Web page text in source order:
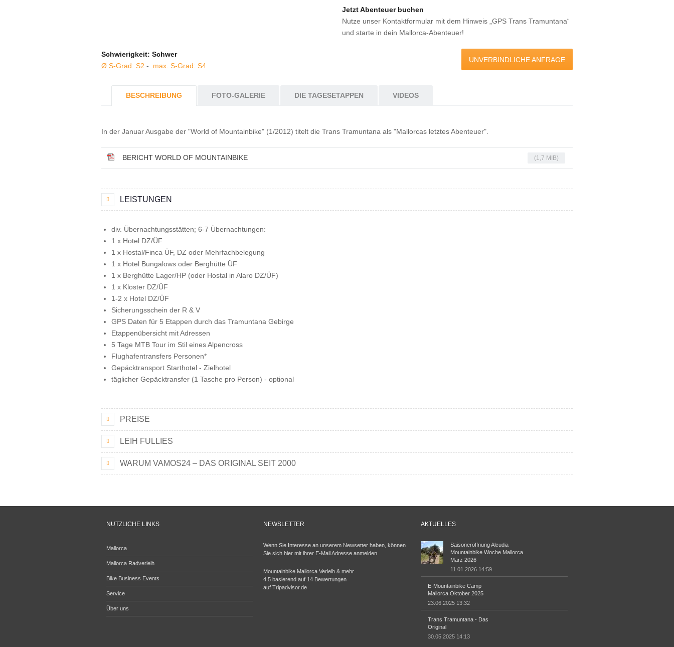
Jetzt Abenteuer buchen
Nutze unser Kontaktformular mit dem Hinweis „GPS Trans Tramuntana“
und starte in dein Mallorca-Abenteuer!
Schwierigkeit: Schwer
Ø S-Grad: S2 - max. S-Grad: S4
UNVERBINDLICHE ANFRAGE
BESCHREIBUNG FOTO-GALERIE DIE TAGESETAPPEN VIDEOS
In der Januar Ausgabe der "World of Mountainbike" (1/2012) titelt die Trans Tramuntana als "Mallorcas letztes Abenteuer".
BERICHT WORLD OF MOUNTAINBIKE (1,7 MIB)
LEISTUNGEN
div. Übernachtungsstätten; 6-7 Übernachtungen:
1 x Hotel DZ/ÜF
1 x Hostal/Finca ÜF, DZ oder Mehrfachbelegung
1 x Hotel Bungalows oder Berghütte ÜF
1 x Berghütte Lager/HP (oder Hostal in Alaro DZ/ÜF)
1 x Kloster DZ/ÜF
1-2 x Hotel DZ/ÜF
Sicherungsschein der R & V
GPS Daten für 5 Etappen durch das Tramuntana Gebirge
Etappenübersicht mit Adressen
5 Tage MTB Tour im Stil eines Alpencross
Flughafentransfers Personen*
Gepäcktransport Starthotel - Zielhotel
täglicher Gepäcktransfer (1 Tasche pro Person) - optional
PREISE
LEIH FULLIES
WARUM VAMOS24 – DAS ORIGINAL SEIT 2000
NÜTZLICHE LINKS
Mallorca
Mallorca Radverleih
Bike Business Events
Service
Über uns
NEWSLETTER
Wenn Sie Interesse an unserem Newsetter haben, können
Sie sich hier mit ihrer E-Mail Adresse anmelden.
Mountainbike Mallorca Verleih & mehr
4.5 basierend auf 14 Bewertungen
aufTripadvisor.de
AKTUELLES
Saisoneröffnung Alcudia
Mountainbike Woche Mallorca
März 2026
11.01.2026 14:59
E-Mountainbike Camp
Mallorca Oktober 2025
23.06.2025 13:32
Trans Tramuntana - Das
Original
30.05.2025 14:13